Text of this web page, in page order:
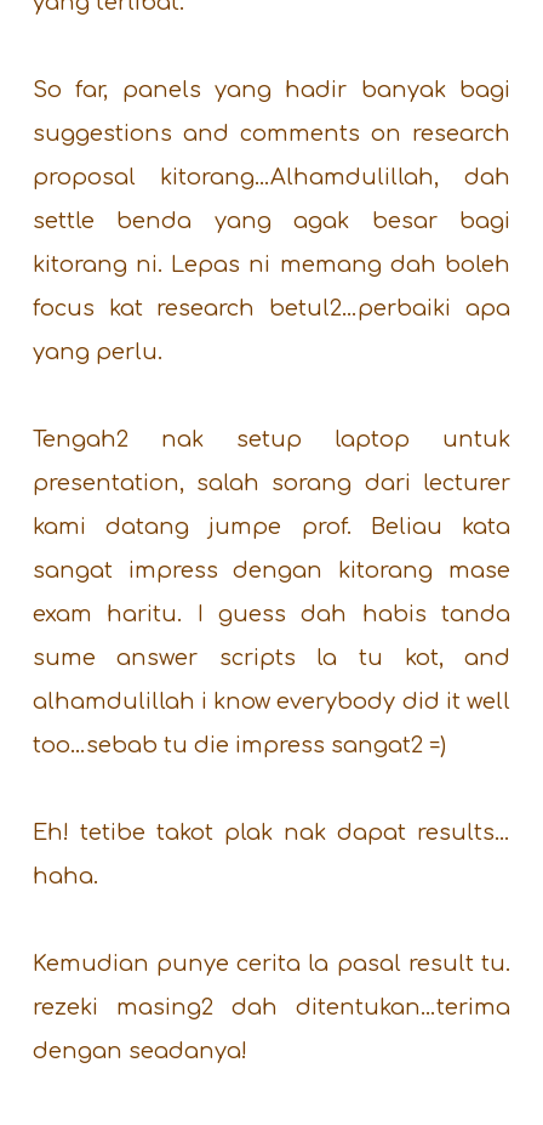
So far, panels yang hadir banyak bagi
suggestions and comments on research
proposal kitorang…Alhamdulillah, dah
settle benda yang agak besar bagi
kitorang ni. Lepas ni memang dah boleh
focus kat research betul2…perbaiki apa
yang perlu.
Tengah2 nak setup laptop untuk
presentation, salah sorang dari lecturer
kami datang jumpe prof. Beliau kata
sangat impress dengan kitorang mase
exam haritu. I guess dah habis tanda
sume answer scripts la tu kot, and
alhamdulillah i know everybody did it well
too…sebab tu die impress sangat2 =)
Eh! tetibe takot plak nak dapat results…
haha.
Kemudian punye cerita la pasal result tu.
rezeki masing2 dah ditentukan…terima
dengan seadanya!